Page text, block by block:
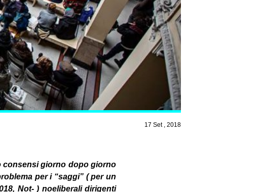
17 Set , 2018
consensi giorno dopo giorno
per i “saggi” ( per un
Not- ) noeliberali dirigenti